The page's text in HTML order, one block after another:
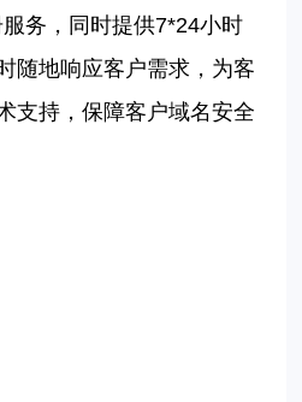
务，同时提供7*24小时
随地响应客户需求，为客
支持，保障客户域名安全